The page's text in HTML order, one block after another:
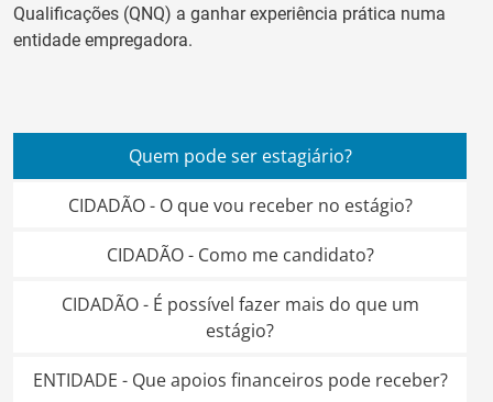
Qualificações (QNQ) a ganhar experiência prática numa
entidade empregadora.
Quem pode ser estagiário?
CIDADÃO - O que vou receber no estágio?
CIDADÃO - Como me candidato?
CIDADÃO - É possível fazer mais do que um
estágio?
ENTIDADE - Que apoios financeiros pode receber?